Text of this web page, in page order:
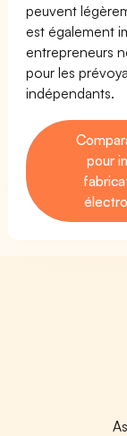
peuvent
est également
entrepreneurs
pour les
indépendants.
pour